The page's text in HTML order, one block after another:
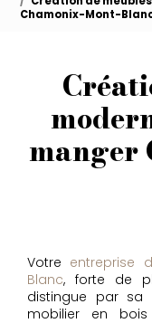
Chamonix-Mont-
manger
Votre entreprise
Blanc, forte de
distingue par sa
mobilier en